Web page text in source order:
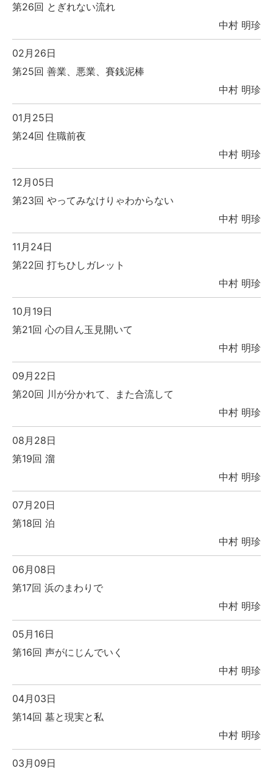
第26回 とぎれない流れ
中村 明珍
02月26日
第25回 善業、悪業、賽銭泥棒
中村 明珍
01月25日
第24回 住職前夜
中村 明珍
12月05日
第23回 やってみなけりゃわからない
中村 明珍
11月24日
第22回 打ちひしガレット
中村 明珍
10月19日
第21回 心の目ん玉見開いて
中村 明珍
09月22日
第20回 川が分かれて、また合流して
中村 明珍
08月28日
第19回 溜
中村 明珍
07月20日
第18回 泊
中村 明珍
06月08日
第17回 浜のまわりで
中村 明珍
05月16日
第16回 声がにじんでいく
中村 明珍
04月03日
第14回 墓と現実と私
中村 明珍
03月09日